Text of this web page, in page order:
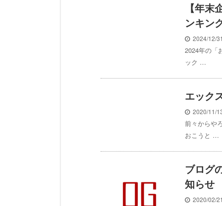
【年
ンキン
2024/12/31
2024年の「
ック …
エック
2020/11/
前々からや
おこうと …
ブログ
知らせ
2020/02/21